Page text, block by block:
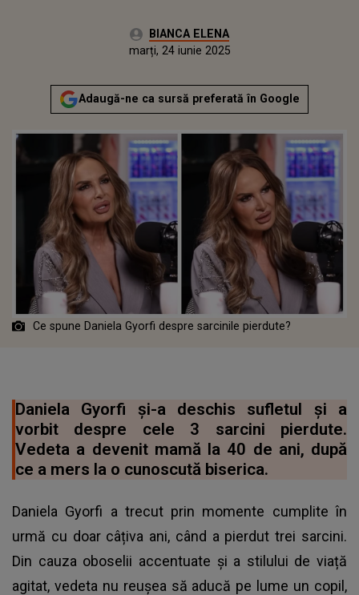
Autor:BIANCA ELENA
Actualizat:
marți, 24 iunie 2025
Adaugă-ne ca sursă preferată în Google
Ce spune Daniela Gyorfi despre sarcinile pierdute?
Daniela Gyorfi și-a deschis sufletul și a
vorbit despre cele 3 sarcini pierdute.
Vedeta a devenit mamă la 40 de ani, după
ce a mers la o cunoscută biserica.
Daniela Gyorfi a trecut prin momente cumplite în
urmă cu doar câțiva ani, când a pierdut trei sarcini.
Din cauza oboselii accentuate și a stilului de viață
agitat, vedeta nu reușea să aducă pe lume un copil,